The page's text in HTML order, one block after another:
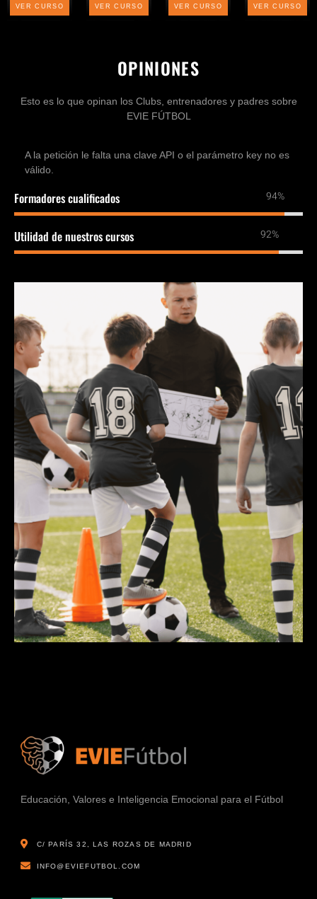
VER CURSO VER CURSO VER CURSO VER CURSO
OPINIONES
Esto es lo que opinan los Clubs, entrenadores y padres sobre
EVIE FÚTBOL
A la petición le falta una clave API o el parámetro key no es
válido.
Formadores cualificados 95%
Utilidad de nuestros cursos 93%
Educación, Valores e Inteligencia Emocional para el Fútbol
C/ PARÍS 32, LAS ROZAS DE MADRID
INFO@EVIEFUTBOL.COM